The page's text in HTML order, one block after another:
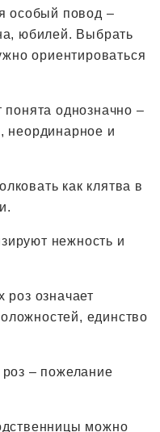
особый повод –
юбилей. Выбрать
ориентироваться
понята однозначно –
неординарное и
как клятва в
нежность и
роз означает
единство
роз – пожелание
можно